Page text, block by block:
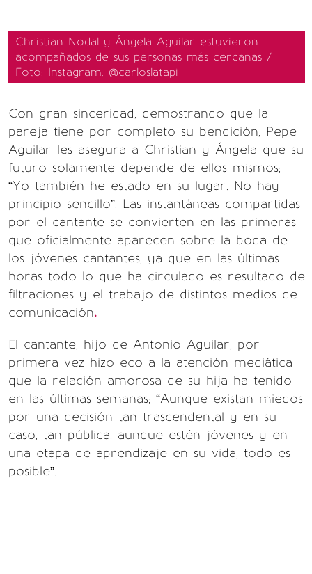
Christian Nodal y Ángela Aguilar estuvieron
acompañados de sus personas más cercanas /
Foto: Instagram. @carloslatapi
Con gran sinceridad, demostrando que la
pareja tiene por completo su bendición, Pepe
Aguilar les asegura a Christian y Ángela que su
futuro solamente depende de ellos mismos;
“Yo también he estado en su lugar. No hay
principio sencillo”. Las instantáneas compartidas
por el cantante se convierten en las primeras
que oficialmente aparecen sobre la boda de
los jóvenes cantantes, ya que en las últimas
horas todo lo que ha circulado es resultado de
filtraciones y el trabajo de distintos medios de
comunicación.
El cantante, hijo de Antonio Aguilar, por
primera vez hizo eco a la atención mediática
que la relación amorosa de su hija ha tenido
en las últimas semanas; “Aunque existan miedos
por una decisión tan trascendental y en su
caso, tan pública, aunque estén jóvenes y en
una etapa de aprendizaje en su vida, todo es
posible”.